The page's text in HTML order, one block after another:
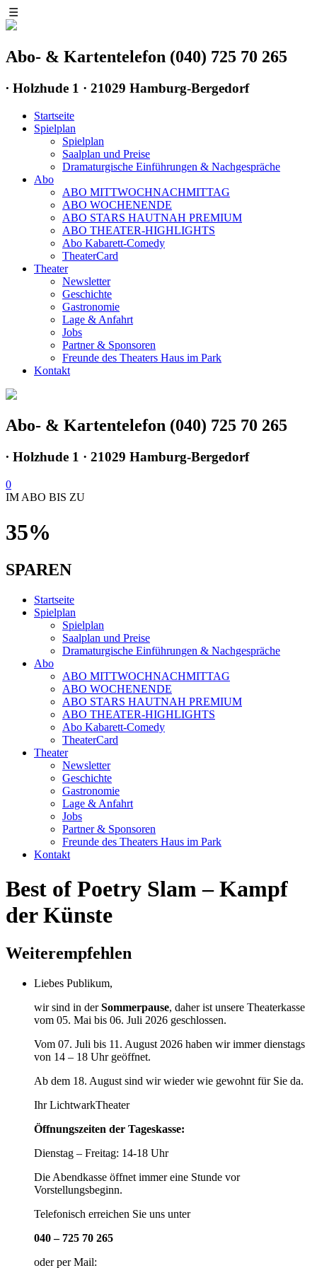
☰
Abo- & Kartentelefon (040) 725 70 265
∙ Holzhude 1 · 21029 Hamburg-Bergedorf
Startseite
Spielplan
Spielplan
Saalplan und Preise
Dramaturgische Einführungen & Nachgespräche
Abo
ABO MITTWOCHNACHMITTAG
ABO WOCHENENDE
ABO STARS HAUTNAH PREMIUM
ABO THEATER-HIGHLIGHTS
Abo Kabarett-Comedy
TheaterCard
Theater
Newsletter
Geschichte
Gastronomie
Lage & Anfahrt
Jobs
Partner & Sponsoren
Freunde des Theaters Haus im Park
Kontakt
Abo- & Kartentelefon (040) 725 70 265
∙ Holzhude 1 · 21029 Hamburg-Bergedorf
0
IM ABO BIS ZU
35%
SPAREN
Startseite
Spielplan
Spielplan
Saalplan und Preise
Dramaturgische Einführungen & Nachgespräche
Abo
ABO MITTWOCHNACHMITTAG
ABO WOCHENENDE
ABO STARS HAUTNAH PREMIUM
ABO THEATER-HIGHLIGHTS
Abo Kabarett-Comedy
TheaterCard
Theater
Newsletter
Geschichte
Gastronomie
Lage & Anfahrt
Jobs
Partner & Sponsoren
Freunde des Theaters Haus im Park
Kontakt
Best of Poetry Slam – Kampf
der Künste
Weiterempfehlen
Liebes Publikum,
wir sind in derSommerpause, daher ist unsere Theaterkasse
vom 05. Mai bis 06. Juli 2026 geschlossen.
Vom 07. Juli bis 11. August 2026 haben wir immer dienstags
von 14 – 18 Uhr geöffnet.
Ab dem 18. August sind wir wieder wie gewohnt für Sie da.
Ihr LichtwarkTheater
Öffnungszeiten der Tageskasse:
Dienstag – Freitag: 14-18 Uhr
Die Abendkasse öffnet immer eine Stunde vor
Vorstellungsbeginn.
Telefonisch erreichen Sie uns unter
040 – 725 70 265
oder per Mail: